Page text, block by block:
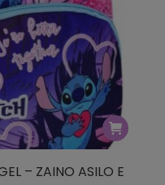
– ZAINO ASILO E